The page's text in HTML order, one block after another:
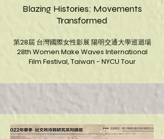
Blazing Histories: Movements
Transformed
第28屆 台灣國際女性影展 陽明交通大學巡迴場
28th Women Make Waves International
Film Festival, Taiwan - NYCU Tour